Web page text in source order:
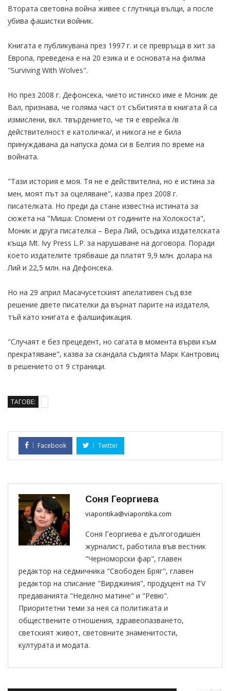
Втората световна война живее с глутница вълци, а после
убива фашистки войник.
Книгата е публикувана през 1997 г. и се превръща в хит за
Европа, преведена е на 20 езика и е основата на филма
"Surviving With Wolves".
Но през 2008 г. Дефонсека, чието истинско име е Моник де
Вал, признава, че голяма част от събитията в книгата й са
измислени, вкл. твърдението, че тя е еврейка /в
действителност е католичка/, и никога не е била
принуждавана да напуска дома си в Белгия по време на
войната.
"Тази история е моя. Тя не е действителна, но е истина за
мен, моят път за оцеляване", казва през 2008 г.
писателката. Но преди да стане известна истината за
сюжета на "Миша: Спомени от годините на Холокоста",
Моник и друга писателка – Вера Лий, осъдиха издателската
къща Mt. Ivy Press L.P. за нарушаване на договора. Поради
което издателите трябваше да платят 9,9 млн. долара на
Лий и 22,5 млн. на Дефонсека.
Но на 29 април Масачусетският апелативен съд взе
решение двете писателки да върнат парите на издателя,
тъй като книгата е фалшификация.
"Случаят е без прецедент, но сагата в момента върви към
прекратяване", казва за скандала съдията Марк Кантровиц
в решението от 9 страници.
ТАГОВЕ:
Facebook Twitter
Соня Георгиева
viapontika@viapontika.com
Соня Георгиева е дългогодишен
журналист, работила във вестник
"Черноморски фар", главен
редактор на седмичника "Свободен Бряг", главен
редактор на списание "Вирджиния", продуцент на TV
предаванията "Неделно матине" и "Ревю".
Приоритетни теми за нея са политиката и
обществените отношения, здравеопазването,
светският живот, световните знаменитости,
културата и модата.